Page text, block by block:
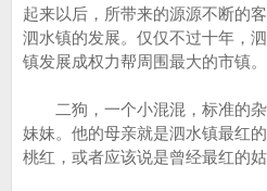
起来以后，所带来的源源不断的
泗水镇的发展。仅仅不过十年，
镇发展成权力帮周围最大的市镇。
二狗，一个小混混，标准的杂
妹妹。他的母亲就是泗水镇最红
桃红，或者应该说是曾经最红的姑